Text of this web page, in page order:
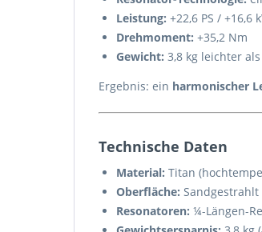
Leistung: +22,6 PS / +16,6
Drehmoment: +35,2 Nm
Gewicht: 3,8 kg leichter als
Ergebnis: ein harmonischer
Technische Daten
Material: Titan
Oberfläche:
Resonatoren: ¼-Längen-